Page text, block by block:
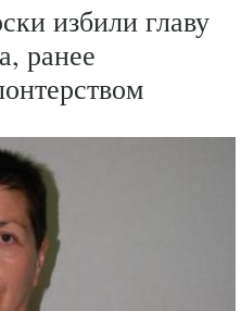
избили главу
ранее